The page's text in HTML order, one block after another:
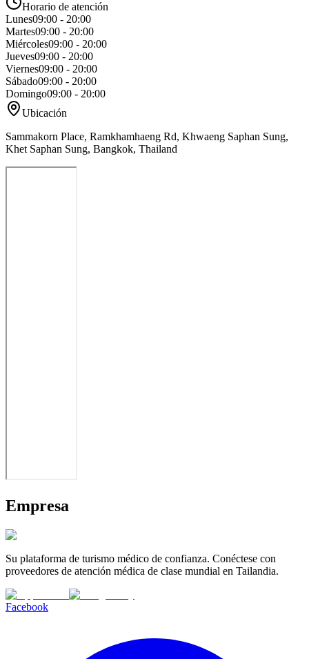
Horario de atención
Lunes09:00 - 20:00
Martes09:00 - 20:00
Miércoles09:00 - 20:00
Jueves09:00 - 20:00
Viernes09:00 - 20:00
Sábado09:00 - 20:00
Domingo09:00 - 20:00
Ubicación
Sammakorn Place, Ramkhamhaeng Rd, Khwaeng Saphan Sung,
Khet Saphan Sung, Bangkok, Thailand
Empresa
Su plataforma de turismo médico de confianza. Conéctese con
proveedores de atención médica de clase mundial en Tailandia.
Facebook